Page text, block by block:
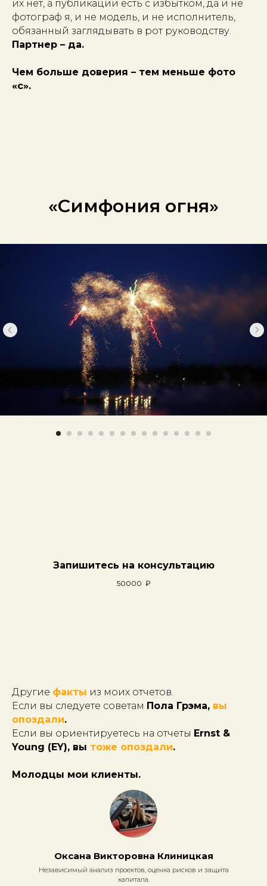
их нет, а публикации есть с избытком, да и не
фотограф я, и не модель, и не исполнитель,
обязанный заглядывать в рот руководству.
Партнер – да.
Чем больше доверия – тем меньше фото
«с».
«Симфония огня»
Запишитесь на консультацию
50000 ₽
Другие факты из моих отчетов.
Если вы следуете советам Пола Грэма, вы
опоздали.
Если вы ориентируетесь на отчеты Ernst &
Young (EY), вы тоже опоздали.
Молодцы мои клиенты.
Оксана Викторовна Клиницкая
Независимый анализ проектов, оценка рисков и защита
капитала.